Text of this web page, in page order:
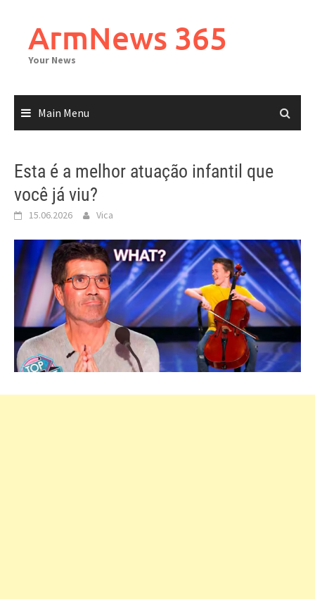
contentArmNews 365
Your News
Main Menu
Esta é a melhor atuação infantil que
você já viu?
15.06.2026 Vica